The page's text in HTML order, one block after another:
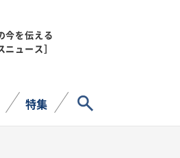
今を伝える
ニュース］
特集